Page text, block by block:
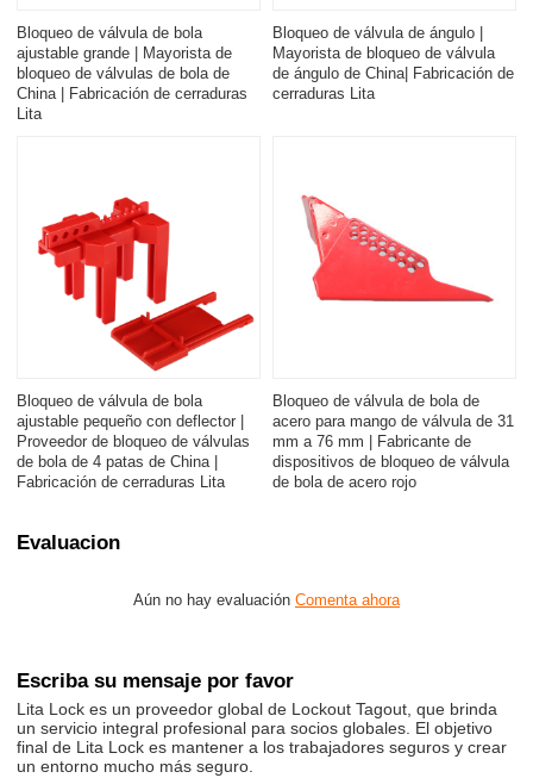
Bloqueo de válvula de bola
ajustable grande | Mayorista de
bloqueo de válvulas de bola de
China | Fabricación de cerraduras
Lita
Bloqueo de válvula de ángulo |
Mayorista de bloqueo de válvula
de ángulo de China| Fabricación de
cerraduras Lita
Bloqueo de válvula de bola
ajustable pequeño con deflector |
Proveedor de bloqueo de válvulas
de bola de 4 patas de China |
Fabricación de cerraduras Lita
Bloqueo de válvula de bola de
acero para mango de válvula de 31
mm a 76 mm | Fabricante de
dispositivos de bloqueo de válvula
de bola de acero rojo
Evaluacion
Aún no hay evaluación Comenta ahora
Escriba su mensaje por favor
Lita Lock es un proveedor global de Lockout Tagout, que brinda
un servicio integral profesional para socios globales. El objetivo
final de Lita Lock es mantener a los trabajadores seguros y crear
un entorno mucho más seguro.